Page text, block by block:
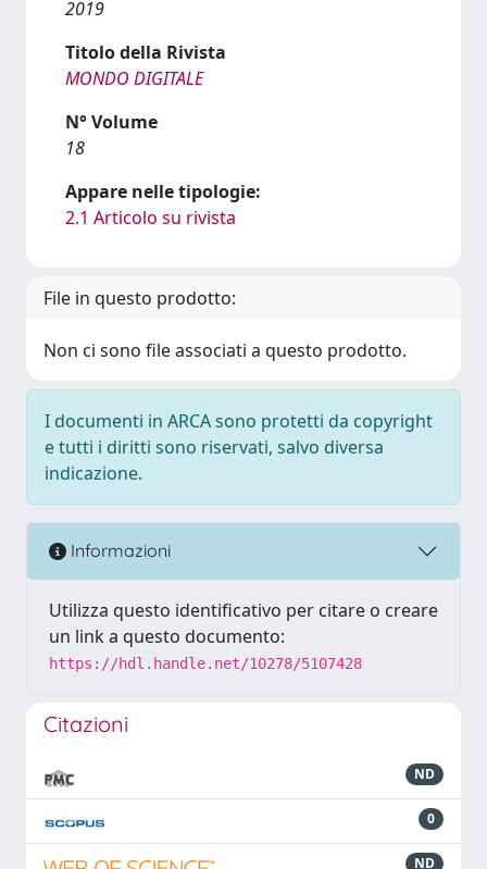
2019
Titolo della Rivista
MONDO DIGITALE
N° Volume
18
Appare nelle tipologie:
2.1 Articolo su rivista
File in questo prodotto:
Non ci sono file associati a questo prodotto.
I documenti in ARCA sono protetti da copyright
e tutti i diritti sono riservati, salvo diversa
indicazione.
Informazioni
Utilizza questo identificativo per citare o creare
un link a questo documento:
https://hdl.handle.net/10278/5107428
Citazioni
ND
0
ND